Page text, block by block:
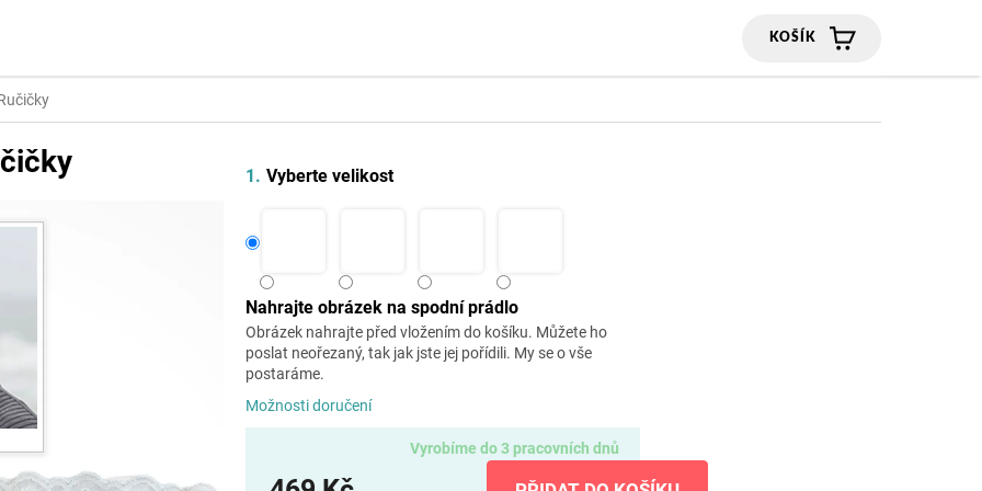
NÁKUPNÍ
KOŠÍK
PORTRÉT
Možnosti doručení
Vyberte velikost
Nahrajte obrázek na spodní prádlo
Obrázek nahrajte před vložením do košíku. Můžete ho
poslat neořezaný, tak jak jste jej pořídili. My se o vše
postaráme.
Vyrobíme do 3 pracovních dnů